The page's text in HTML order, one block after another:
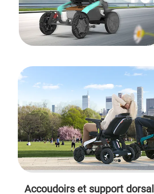
Accoudoirs et support dorsal